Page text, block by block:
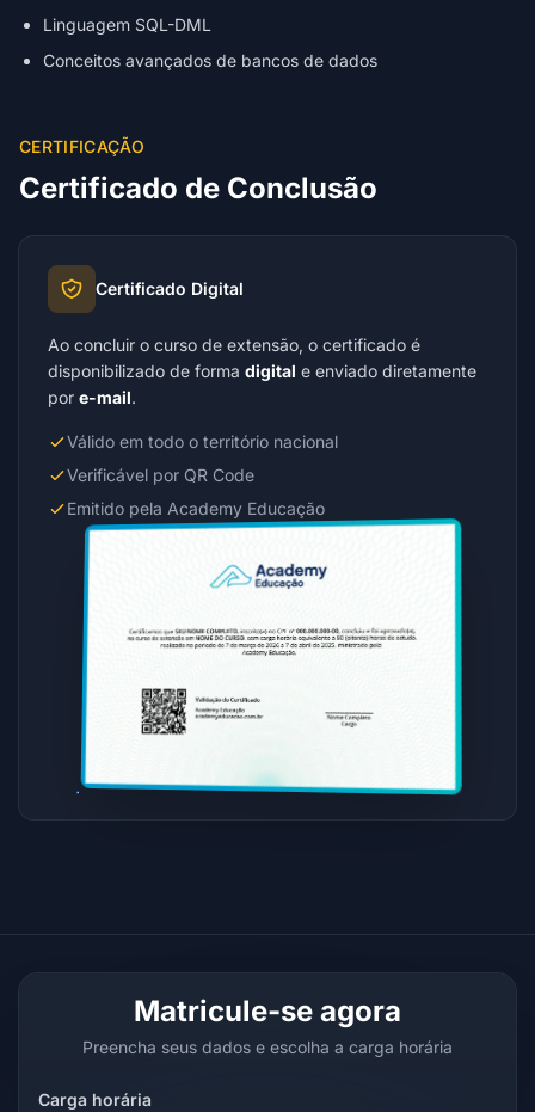
Linguagem SQL-DML
Conceitos avançados de bancos de dados
CERTIFICAÇÃO
Certificado de Conclusão
Certificado Digital
Ao concluir o curso de extensão, o certificado é
disponibilizado de forma digital e enviado diretamente
por e-mail.
Válido em todo o território nacional
Verificável por QR Code
Emitido pela Academy Educação
Matricule-se agora
Preencha seus dados e escolha a carga horária
Carga horária